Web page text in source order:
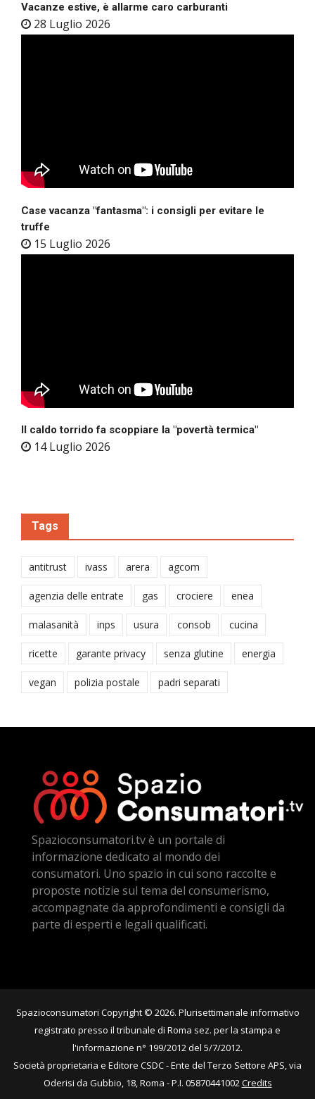
Vacanze estive, è allarme caro carburanti
28 Luglio 2026
Case vacanza "fantasma": i consigli per evitare le
truffe
15 Luglio 2026
Il caldo torrido fa scoppiare la "povertà termica"
14 Luglio 2026
Tags
antitrust ivass arera agcom
agenzia delle entrate gas crociere enea
malasanità inps usura consob cucina
ricette garante privacy senza glutine energia
vegan polizia postale padri separati
Spazioconsumatori.tv è un portale di
informazione dedicato al mondo dei
consumatori. Uno spazio in cui sono raccolte e
proposte notizie sul tema del consumerismo,
accompagnate da approfondimenti e consigli da
parte di esperti e legali qualificati.
Spazioconsumatori Copyright © 2026. Plurisettimanale informativo
registrato presso il tribunale di Roma sez. per la stampa e
l'informazione n° 199/2012 del 5/7/2012.
Società proprietaria e Editore CSDC - Ente del Terzo Settore APS, via
Oderisi da Gubbio, 18, Roma - P.I. 05870441002Credits